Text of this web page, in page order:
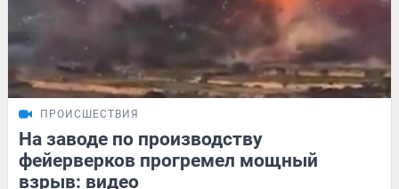
ПРОИСШЕСТВИЯ
На заводе по производству
фейерверков прогремел мощный
взрыв: видео